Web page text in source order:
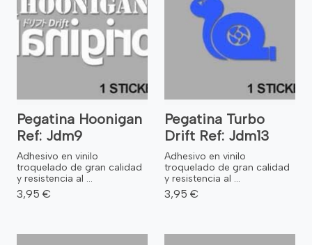
Pegatina Hoonigan
Ref: Jdm9
Adhesivo en vinilo
troquelado de gran calidad
y resistencia al ...
3,95 €
Pegatina Turbo
Drift Ref: Jdm13
Adhesivo en vinilo
troquelado de gran calidad
y resistencia al ...
3,95 €